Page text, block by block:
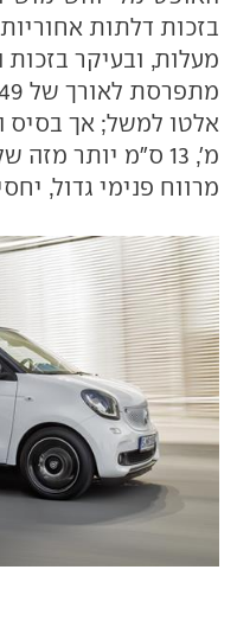
מעלות, ובעיקר
מ', 13 ס"מ יותר
מרווח פנימי גדול,